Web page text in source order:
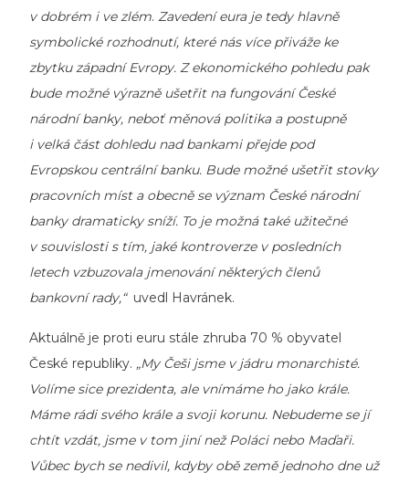
v dobrém i ve zlém. Zavedení eura je tedy hlavně
symbolické rozhodnutí, které nás více přiváže ke
zbytku západní Evropy. Z ekonomického pohledu pak
bude možné výrazně ušetřit na fungování České
národní banky, neboť měnová politika a postupně
i velká část dohledu nad bankami přejde pod
Evropskou centrální banku. Bude možné ušetřit stovky
pracovních míst a obecně se význam České národní
banky dramaticky sníží. To je možná také užitečné
v souvislosti s tím, jaké kontroverze v posledních
letech vzbuzovala jmenování některých členů
bankovní rady,“uvedl Havránek.
Aktuálně je proti euru stále zhruba 70 % obyvatel
České republiky. „My Češi jsme v jádru monarchisté.
Volíme sice prezidenta, ale vnímáme ho jako krále.
Máme rádi svého krále a svoji korunu. Nebudeme se jí
chtít vzdát, jsme v tom jiní než Poláci nebo Maďaři.
Vůbec bych se nedivil, kdyby obě země jednoho dne už